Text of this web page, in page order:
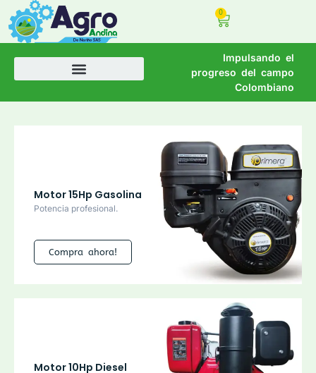
0
Impulsando el
progreso del campo
Colombiano
Motor 15Hp Gasolina
Potencia profesional.
Compra ahora!
Motor 10Hp Diesel